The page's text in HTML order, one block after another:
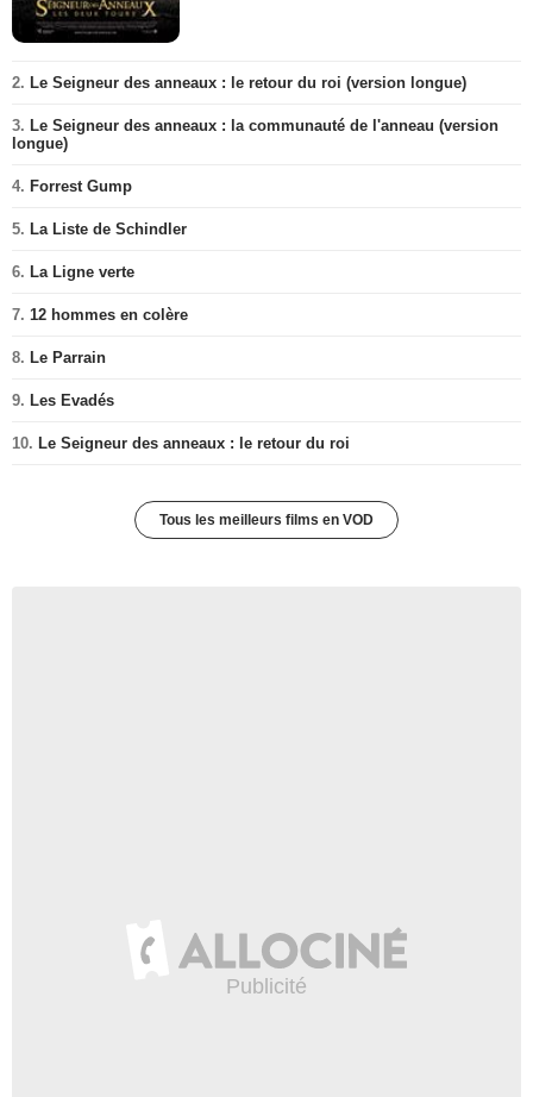
2. Le Seigneur des anneaux : le retour du roi (version longue)
3. Le Seigneur des anneaux : la communauté de l'anneau (version
longue)
4. Forrest Gump
5. La Liste de Schindler
6. La Ligne verte
7. 12 hommes en colère
8. Le Parrain
9. Les Evadés
10. Le Seigneur des anneaux : le retour du roi
Tous les meilleurs films en VOD